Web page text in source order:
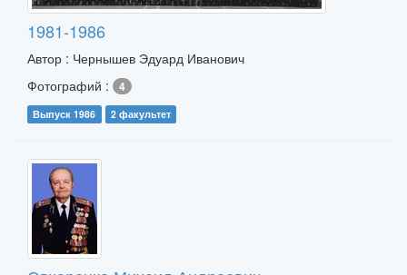
1981-1986
Автор : Чернышев Эдуард Иванович
Фотографий :
4
Выпуск 1986 2 факультет